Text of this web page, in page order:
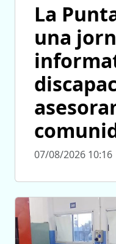
La
una
07/08/2026 10:16